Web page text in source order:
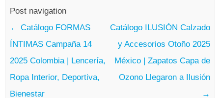
Post navigation
← Catálogo FORMAS
ÍNTIMAS Campaña 14
2025 Colombia | Lencería,
Ropa Interior, Deportiva,
Bienestar
Catálogo ILUSIÓN Calzado
y Accesorios Otoño 2025
México | Zapatos Capa de
Ozono Llegaron a Ilusión
→